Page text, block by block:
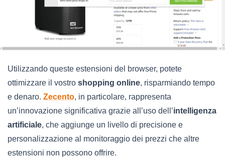
Utilizzando queste estensioni del browser, potete
ottimizzare il vostro shopping online, risparmiando tempo
e denaro. Zecento, in particolare, rappresenta
un’innovazione significativa grazie all’uso dell’intelligenza
artificiale, che aggiunge un livello di precisione e
personalizzazione al monitoraggio dei prezzi che altre
estensioni non possono offrire.